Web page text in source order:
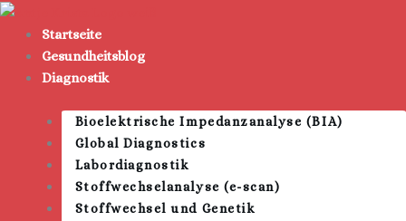
Zum
Inhalt
springen
Startseite
Gesundheitsblog
Diagnostik
Bioelektrische Impedanzanalyse (BIA)
Global Diagnostics
Labordiagnostik
Stoffwechselanalyse (e-scan)
Stoffwechsel und Genetik